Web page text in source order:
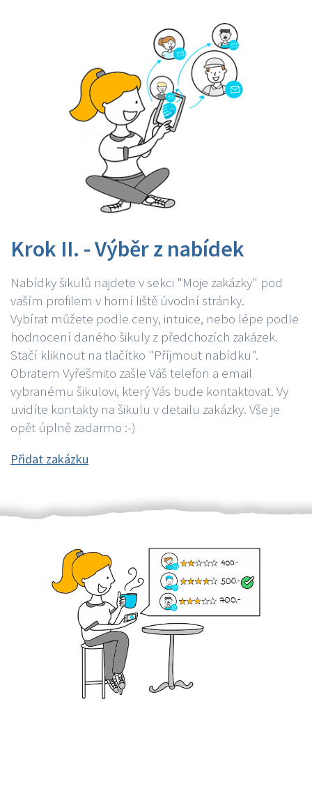
Krok II. - Výběr z nabídek
Nabídky šikulů najdete v sekci "Moje zakázky" pod
vaším profilem v horní liště úvodní stránky.
Vybírat můžete podle ceny, intuice, nebo lépe podle
hodnocení daného šikuly z předchozích zakázek.
Stačí kliknout na tlačítko "Příjmout nabídku".
Obratem Vyřešmito zašle Váš telefon a email
vybranému šikulovi, který Vás bude kontaktovat. Vy
uvidíte kontakty na šikulu v detailu zakázky. Vše je
opět úplně zadarmo :-)
Přidat zakázku